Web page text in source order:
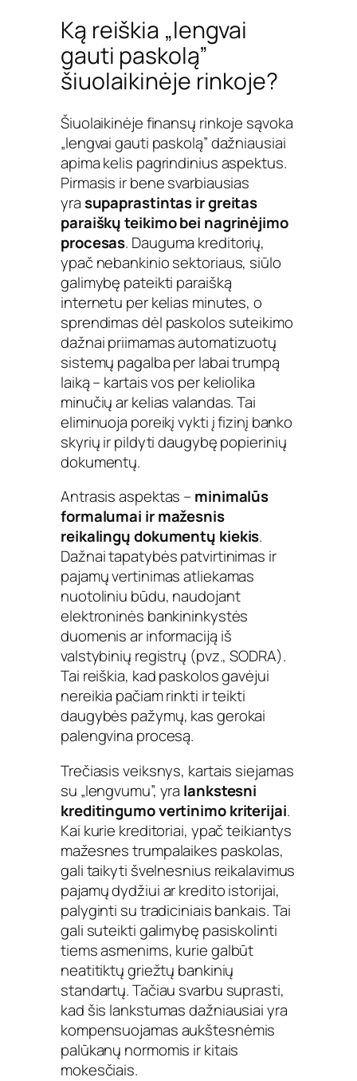
Ką reiškia „lengvai
gauti paskolą”
šiuolaikinėje rinkoje?
Šiuolaikinėje finansų rinkoje sąvoka
„lengvai gauti paskolą” dažniausiai
apima kelis pagrindinius aspektus.
Pirmasis ir bene svarbiausias
yrasupaprastintas ir greitas
paraiškų teikimo bei nagrinėjimo
procesas. Dauguma kreditorių,
ypač nebankinio sektoriaus, siūlo
galimybę pateikti paraišką
internetu per kelias minutes, o
sprendimas dėl paskolos suteikimo
dažnai priimamas automatizuotų
sistemų pagalba per labai trumpą
laiką – kartais vos per keliolika
minučių ar kelias valandas. Tai
eliminuoja poreikį vykti į fizinį banko
skyrių ir pildyti daugybę popierinių
dokumentų.
Antrasis aspektas – minimalūs
formalumai ir mažesnis
reikalingų dokumentų kiekis.
Dažnai tapatybės patvirtinimas ir
pajamų vertinimas atliekamas
nuotoliniu būdu, naudojant
elektroninės bankininkystės
duomenis ar informaciją iš
valstybinių registrų (pvz., SODRA).
Tai reiškia, kad paskolos gavėjui
nereikia pačiam rinkti ir teikti
daugybės pažymų, kas gerokai
palengvina procesą.
Trečiasis veiksnys, kartais siejamas
su „lengvumu”, yra lankstesni
kreditingumo vertinimo kriterijai.
Kai kurie kreditoriai, ypač teikiantys
mažesnes trumpalaikes paskolas,
gali taikyti švelnesnius reikalavimus
pajamų dydžiui ar kredito istorijai,
palyginti su tradiciniais bankais. Tai
gali suteikti galimybę pasiskolinti
tiems asmenims, kurie galbūt
neatitiktų griežtų bankinių
standartų. Tačiau svarbu suprasti,
kad šis lankstumas dažniausiai yra
kompensuojamas aukštesnėmis
palūkanų normomis ir kitais
mokesčiais.